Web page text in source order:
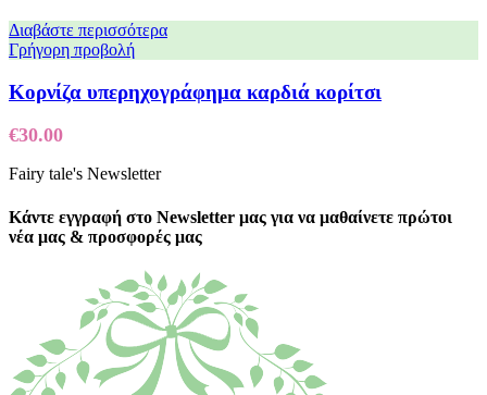
Διαβάστε περισσότερα
Γρήγορη προβολή
Κορνίζα υπερηχογράφημα καρδιά κορίτσι
€30.00
Fairy tale's Newsletter
Κάντε εγγραφή στο Newsletter μας για να μαθαίνετε πρώτοι
νέα μας & προσφορές μας